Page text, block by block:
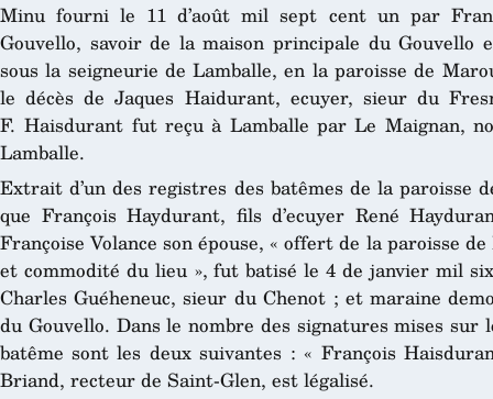
Minu fourni le 11 d’août mil sept cent un par
Gouvello, savoir de la maison principale du Gouvello
sous la seigneurie de Lamballe, en la paroisse de
le décès de Jaques Haidurant, ecuyer, sieur du
F. Haisdurant fut reçu à Lamballe par Le Maignan,
Lamballe.
Extrait d’un des registres des batêmes de la paroisse
que François Haydurant, fils d’ecuyer René
Françoise Volance son épouse, « offert de la paroisse
et commodité du lieu », fut batisé le 4 de janvier mil
Charles Guéheneuc, sieur du Chenot ; et maraine
du Gouvello. Dans le nombre des signatures mises
batême sont les deux suivantes : « François
Briand, recteur de Saint-Glen, est légalisé.